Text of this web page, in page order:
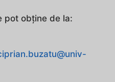
pot obține de la: